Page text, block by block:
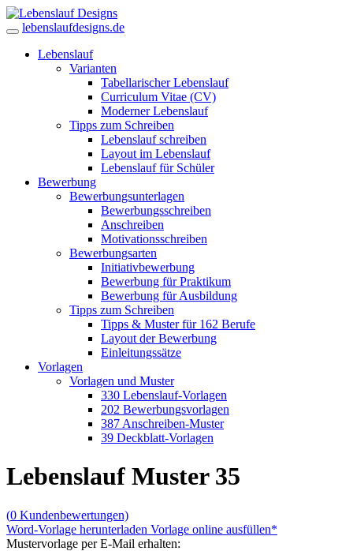
lebenslaufdesigns.de
Lebenslauf
Varianten
Tabellarischer Lebenslauf
Curriculum Vitae (CV)
Moderner Lebenslauf
Tipps zum Schreiben
Lebenslauf schreiben
Layout im Lebenslauf
Lebenslauf für Schüler
Bewerbung
Bewerbungsunterlagen
Bewerbungsschreiben
Anschreiben
Motivationsschreiben
Bewerbungsarten
Initiativbewerbung
Bewerbung für Praktikum
Bewerbung für Ausbildung
Tipps zum Schreiben
Tipps & Muster für 162 Berufe
Layout der Bewerbung
Einleitungssätze
Vorlagen
Vorlagen und Muster
330 Lebenslauf-Vorlagen
202 Bewerbungsvorlagen
387 Anschreiben-Muster
39 Deckblatt-Vorlagen
Lebenslauf Muster 35
(0 Kundenbewertungen)
Word-Vorlage herunterladen Vorlage online ausfüllen*
Mustervorlage per E-Mail erhalten: